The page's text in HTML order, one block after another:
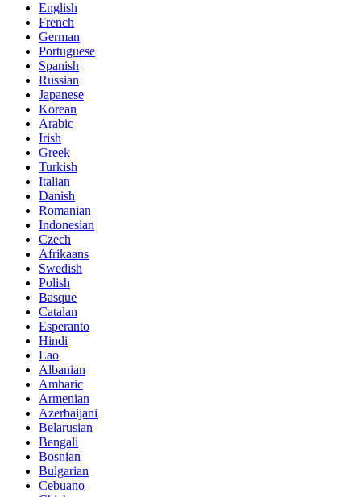
English
French
German
Portuguese
Spanish
Russian
Japanese
Korean
Arabic
Irish
Greek
Turkish
Italian
Danish
Romanian
Indonesian
Czech
Afrikaans
Swedish
Polish
Basque
Catalan
Esperanto
Hindi
Lao
Albanian
Amharic
Armenian
Azerbaijani
Belarusian
Bengali
Bosnian
Bulgarian
Cebuano